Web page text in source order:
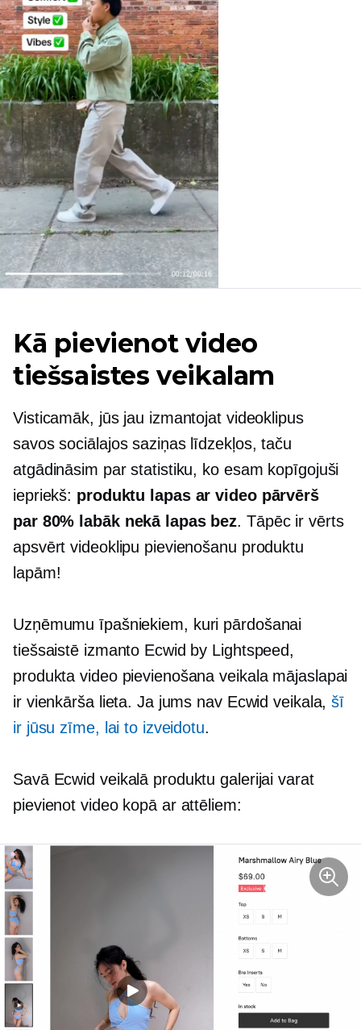
Kā pievienot video
tiešsaistes veikalam
Visticamāk, jūs jau izmantojat videoklipus
savos sociālajos saziņas līdzekļos, taču
atgādināsim par statistiku, ko esam kopīgojuši
iepriekš: produktu lapas ar video pārvērš
par 80% labāk nekā lapas bez. Tāpēc ir vērts
apsvērt videoklipu pievienošanu produktu
lapām!
Uzņēmumu īpašniekiem, kuri pārdošanai
tiešsaistē izmanto Ecwid by Lightspeed,
produkta video pievienošana veikala mājaslapai
ir vienkārša lieta. Ja jums nav Ecwid veikala,šī
ir jūsu zīme, lai to izveidotu.
Savā Ecwid veikalā produktu galerijai varat
pievienot video kopā ar attēliem: